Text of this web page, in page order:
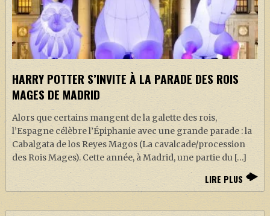
HARRY POTTER S’INVITE À LA PARADE DES ROIS
MAGES DE MADRID
Alors que certains mangent de la galette des rois,
l’Espagne célèbre l’Épiphanie avec une grande parade : la
Cabalgata de los Reyes Magos (La cavalcade/procession
des Rois Mages). Cette année, à Madrid, une partie du […]
LIRE PLUS